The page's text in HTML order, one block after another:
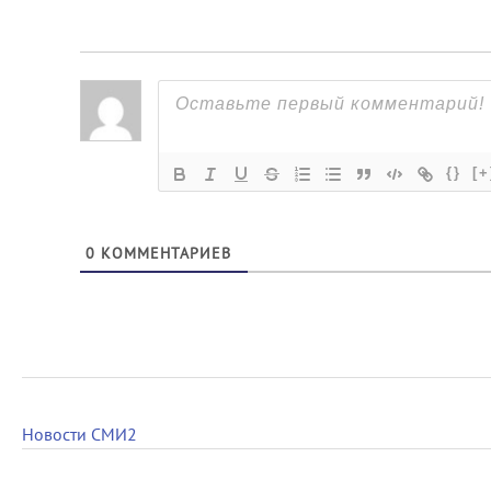
{}
0 КОММЕНТАРИЕВ
Новости СМИ2